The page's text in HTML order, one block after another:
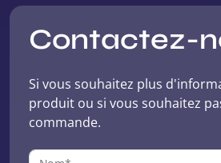
Contactez-
Si vous souhaitez plus
produit ou si vous souhaitez
commande.